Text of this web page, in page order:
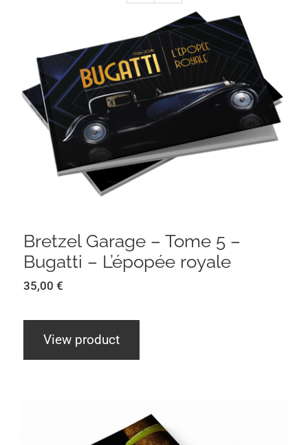
Bretzel Garage – Tome 5 – Bugatti –
L’épopée royale
Bretzel Garage – Tome 5 –
Bugatti – L’épopée royale
35,00€
View product